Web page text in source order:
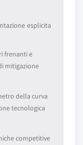
esplicita
frenanti e
mitigazione
della curva
tecnologica
competitive